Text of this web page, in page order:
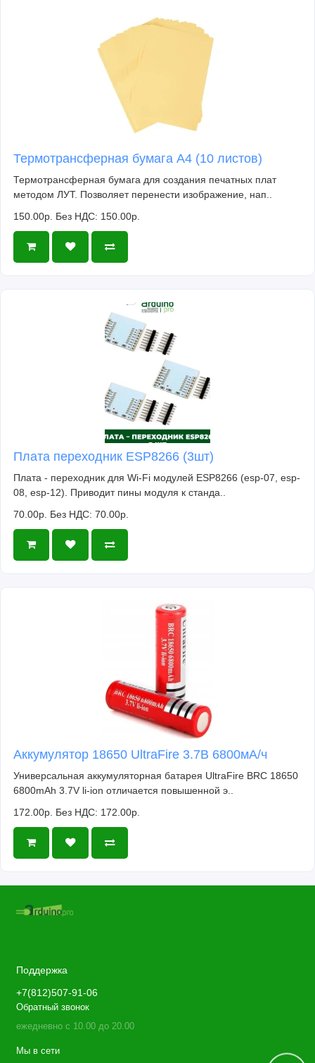
Термотрансферная бумага А4 (10 листов)
Термотрансферная бумага для создания печатных плат
методом ЛУТ. Позволяет перенести изображение, нап..
150.00р. Без НДС: 150.00р.
Плата переходник ESP8266 (3шт)
Плата - переходник для Wi-Fi модулей ESP8266 (esp-07, esp-
08, esp-12). Приводит пины модуля к станда..
70.00р. Без НДС: 70.00р.
Аккумулятор 18650 UltraFire 3.7В 6800мА/ч
Универсальная аккумуляторная батарея UltraFire BRC 18650
6800mAh 3.7V li-ion отличается повышенной э..
172.00р. Без НДС: 172.00р.
Поддержка
+7(812)507-91-06
Обратный звонок
ежедневно с 10.00 до 20.00
Мы в сети